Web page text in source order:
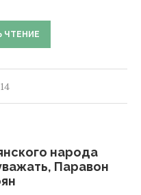
ЧТЕНИЕ
народа
Паравон